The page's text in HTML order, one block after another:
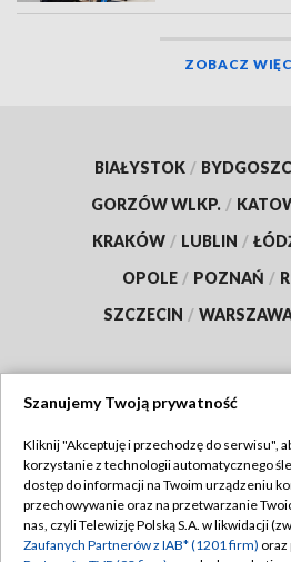
ZOBACZ
BIAŁYSTOK /
GORZÓW WLKP. /
KRAKÓW / LUBLIN /
OPOLE / POZNAŃ /
SZCZECIN /
TVP
Abonament TVP
Emisja w TVP
Regulamin
Polityka
Szanujemy Twoją prywatność
Kliknij "Akceptuję i przechodzę do serwisu",
korzystanie z technologii automatycznego
dostęp do informacji na Twoim urządzeniu
przechowywanie oraz na przetwarzanie
nas, czyli Telewizję Polską S.A. w likwidacji
Zaufanych Partnerów z IAB* (1201 firm) oraz